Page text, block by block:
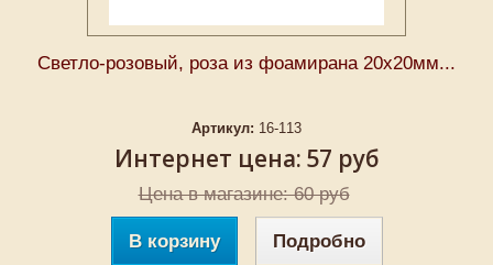
Светло-розовый, роза из фоамирана 20х20мм...
Артикул: 16-113
Интернет цена: 57 руб
Цена в магазине: 60 руб
В корзину Подробно